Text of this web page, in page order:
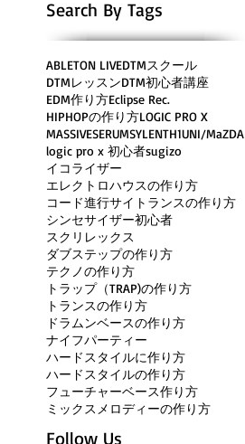
Search By Tags
ABLETON LIVEDTMスクール
DTMレッスンDTM初心者講座
EDM作り方Eclipse Rec.
HIPHOPの作り方LOGIC PRO X
MASSIVESERUMSYLENTH1UNI/MaZDA
logic pro x 初心者sugizo
イコライザー
エレクトロハウスの作り方
コード進行サイトランスの作り方
シンセサイザー初心者
スクリレックス
ダブステップの作り方
テクノの作り方
トラップ（TRAP)の作り方
トランスの作り方
ドラムンベースの作り方
ナイフパーティー
ハードスタイルに作り方
ハードスタイルの作り方
フューチャーベース作り方
ミックス メロディーの作り方
Follow Us